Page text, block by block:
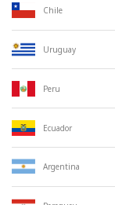
Chile
Uruguay
Peru
Ecuador
Argentina